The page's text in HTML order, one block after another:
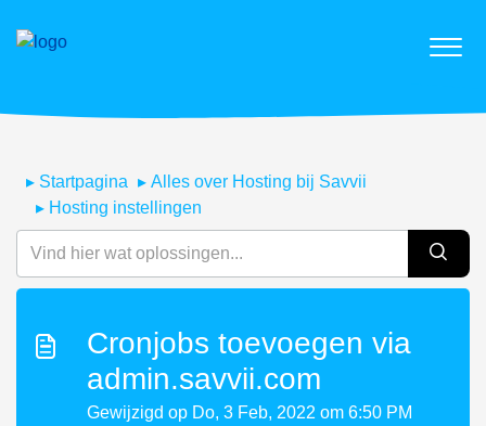
Startpagina
Alles over Hosting bij Savvii
Hosting instellingen
Cronjobs toevoegen via
admin.savvii.com
Gewijzigd op Do, 3 Feb, 2022 om 6:50 PM